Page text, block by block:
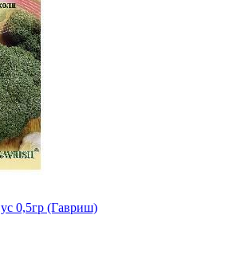
0,5гр (Гавриш)